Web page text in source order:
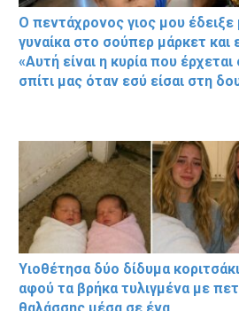
Ο πεντάχρονος γιος μου έδειξε
γυναίκα στο σούπερ μάρκετ και
«Αυτή είναι η κυρία που έρχεται
σπίτι μας όταν εσύ είσαι στη
Υιοθέτησα δύο δίδυμα
αφού τα βρήκα τυλιγμένα με